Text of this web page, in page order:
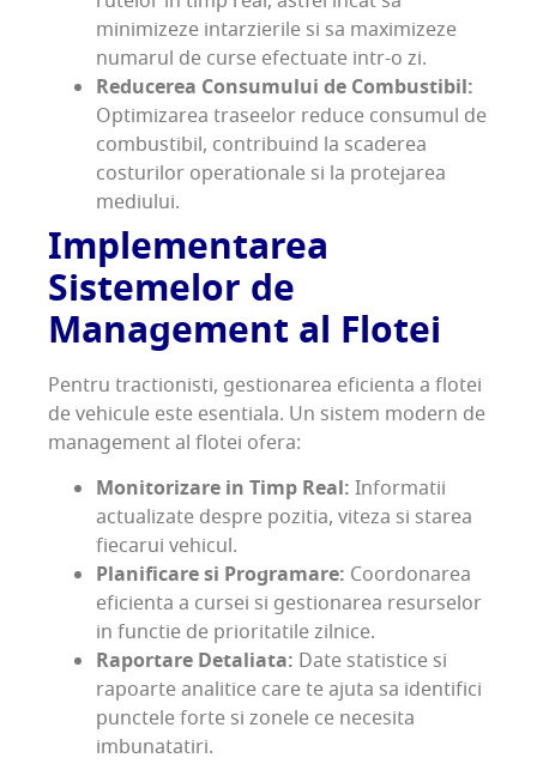
minimizeze intarzierile si sa maximizeze
numarul de curse efectuate intr-o zi.
Reducerea Consumului de Combustibil:
Optimizarea traseelor reduce consumul de
combustibil, contribuind la scaderea
costurilor operationale si la protejarea
mediului.
Implementarea
Sistemelor de
Management al Flotei
Pentru tractionisti, gestionarea eficienta a flotei
de vehicule este esentiala. Un sistem modern de
management al flotei ofera:
Monitorizare in Timp Real: Informatii
actualizate despre pozitia, viteza si starea
fiecarui vehicul.
Planificare si Programare: Coordonarea
eficienta a cursei si gestionarea resurselor
in functie de prioritatile zilnice.
Raportare Detaliata: Date statistice si
rapoarte analitice care te ajuta sa identifici
punctele forte si zonele ce necesita
imbunatatiri.